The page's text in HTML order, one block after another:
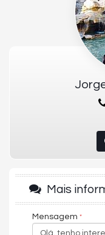
Valor R$ 680.000,00
Mais
Mensagem